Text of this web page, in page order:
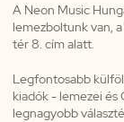
A Neon Music
lemezboltunk van,
tér 8. cím alatt.
Legfontosabb
kiadók - lemezei és
legnagyobb